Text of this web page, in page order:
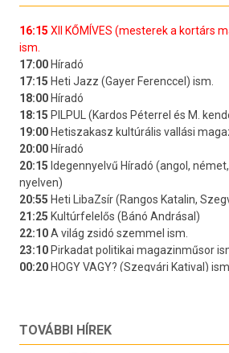
TOVÁBBI HÍREK